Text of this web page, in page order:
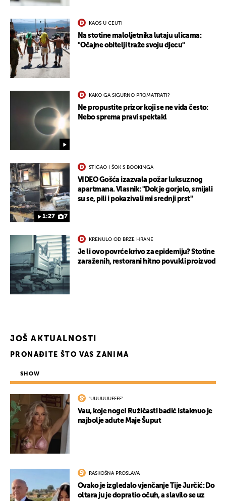
KAOS U CEUTI
Na stotine maloljetnika lutaju ulicama:
"Očajne obitelji traže svoju djecu"
KAKO GA SIGURNO PROMATRATI?
Ne propustite prizor koji se ne viđa često:
Nebo sprema pravi spektakl
1:27 7
STIGAO I ŠOK S BOOKINGA
VIDEO Gošća izazvala požar luksuznog
apartmana. Vlasnik: "Dok je gorjelo, smijali
su se, pili i pokazivali mi srednji prst"
KRENULO OD BRZE HRANE
Je li ovo povrće krivo za epidemiju? Stotine
zaraženih, restorani hitno povukli proizvod
JOŠ AKTUALNOSTI
PRONAĐITE ŠTO VAS ZANIMA
SHOW
"UUUUUUFFFF"
Vau, koje noge! Ružičasti badić istaknuo je
najbolje adute Maje Šuput
RASKOŠNA PROSLAVA
Ovako je izgledalo vjenčanje Tije Jurčić: Do
oltara ju je dopratio očuh, a slavilo se uz